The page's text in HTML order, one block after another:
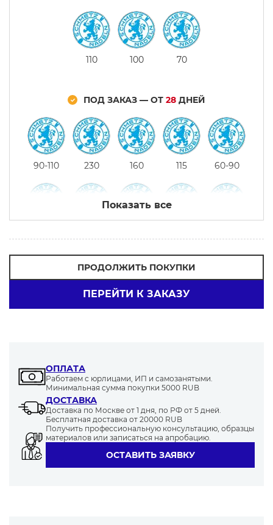
110 100 70
ПОД ЗАКАЗ — ОТ 28 ДНЕЙ
90-110 230 160 115 60-90
80-90 60-80 70-90
180
75-90 60 140
Показать все
ПРОДОЛЖИТЬ ПОКУПКИ
ПЕРЕЙТИ К ЗАКАЗУ
ОПЛАТА
Работаем с юрлицами, ИП и самозанятыми.
Минимальная сумма покупки 5000 RUB
ДОСТАВКА
Доставка по Москве от 1 дня, по РФ от 5 дней.
Бесплатная доставка от 20000 RUB
Получить профессиональную консультацию, образцы
материалов или записаться на апробацию.
ОСТАВИТЬ ЗАЯВКУ